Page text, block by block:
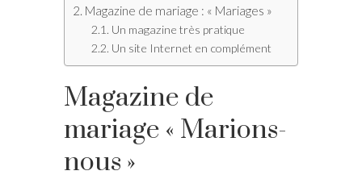
Magazine de mariage : « Mariages »
Un magazine très pratique
Un site Internet en complément
Magazine de
mariage « Marions-
nous »